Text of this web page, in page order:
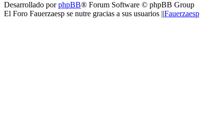
Desarrollado porphpBB® Forum Software © phpBB Group
El Foro Fauerzaesp se nutre gracias a sus usuarios ||Fauerzaesp